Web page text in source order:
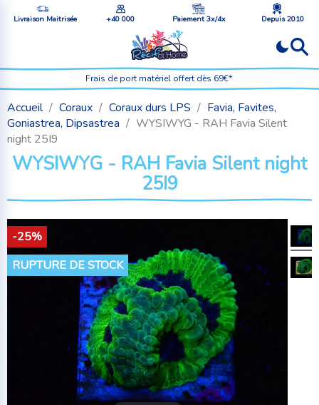
Livraison Maitrisée +40 000 Paiement 3x/4x Depuis 2010
Frais de port matériel offert dès 69€*
Accueil Coraux Coraux durs LPS
Favia, Favites,
Goniastrea, Dipsastrea
WYSIWYG - RAH Favia Silent
night 25I9
WYSIWYG - RAH Favia Silent night
25I9
-25%
RUPTURE DE STOCK